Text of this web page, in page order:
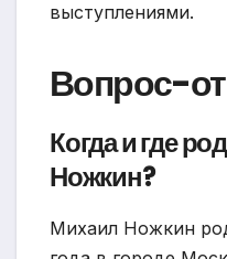
выступлениями.
Вопрос-
Когда и где
Ножкин?
Михаил Ножкин